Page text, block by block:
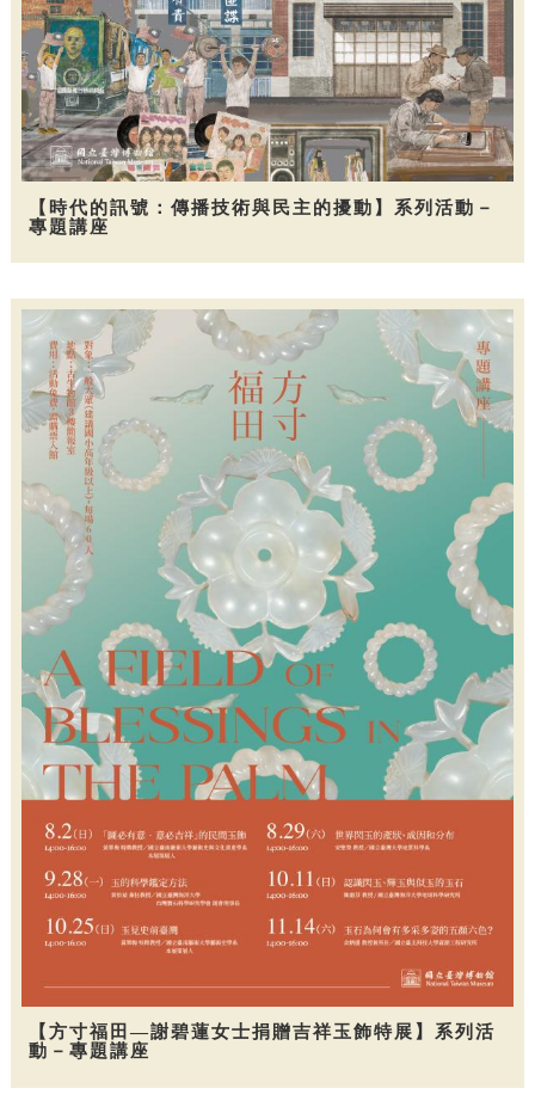
【時代的訊號：傳播技術與民主的擾動】系列活動－
專題講座
【方寸福田—謝碧蓮女士捐贈吉祥玉飾特展】系列活
動－專題講座